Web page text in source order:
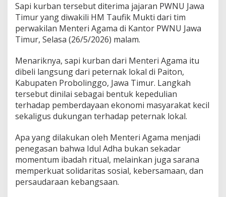
0
K
l
o
a
m
u
n
t
u
k
W
N
U
J
a
t
Sapi kurban tersebut diterima jajaran PWNU Jawa
Timur yang diwakili HM Taufik Mukti dari tim
perwakilan Menteri Agama di Kantor PWNU Jawa
Timur, Selasa (26/5/2026) malam.
Menariknya, sapi kurban dari Menteri Agama itu
dibeli langsung dari peternak lokal di Paiton,
Kabupaten Probolinggo, Jawa Timur. Langkah
tersebut dinilai sebagai bentuk kepedulian
terhadap pemberdayaan ekonomi masyarakat kecil
sekaligus dukungan terhadap peternak lokal.
Apa yang dilakukan oleh Menteri Agama menjadi
penegasan bahwa Idul Adha bukan sekadar
momentum ibadah ritual, melainkan juga sarana
memperkuat solidaritas sosial, kebersamaan, dan
persaudaraan kebangsaan.